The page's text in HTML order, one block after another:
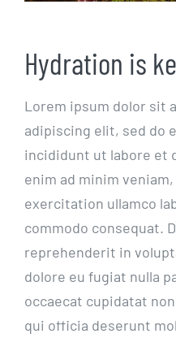
Hydration is
Lorem ipsum dolor sit
adipiscing elit, sed do
incididunt ut labore et
enim ad minim
exercitation ullamco
commodo consequat.
reprehenderit in
dolore eu fugiat nulla
occaecat cupidatat
qui officia deserunt